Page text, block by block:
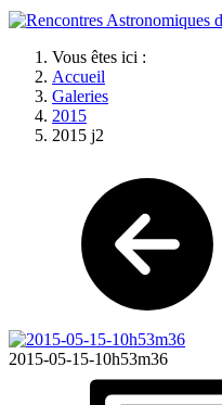
Vous êtes ici :
Accueil
Galeries
2015
2015 j2
2015-05-15-10h53m36